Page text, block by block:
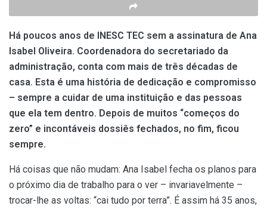
Há poucos anos de INESC TEC sem a assinatura de Ana
Isabel Oliveira. Coordenadora do secretariado da
administração, conta com mais de três décadas de
casa. Esta é uma história de dedicação e compromisso
– sempre a cuidar de uma instituição e das pessoas
que ela tem dentro. Depois de muitos “começos do
zero” e incontáveis dossiês fechados, no fim, ficou
sempre.
Há coisas que não mudam: Ana Isabel fecha os planos para
o próximo dia de trabalho para o ver – invariavelmente –
trocar-lhe as voltas: “cai tudo por terra”. É assim há 35 anos,